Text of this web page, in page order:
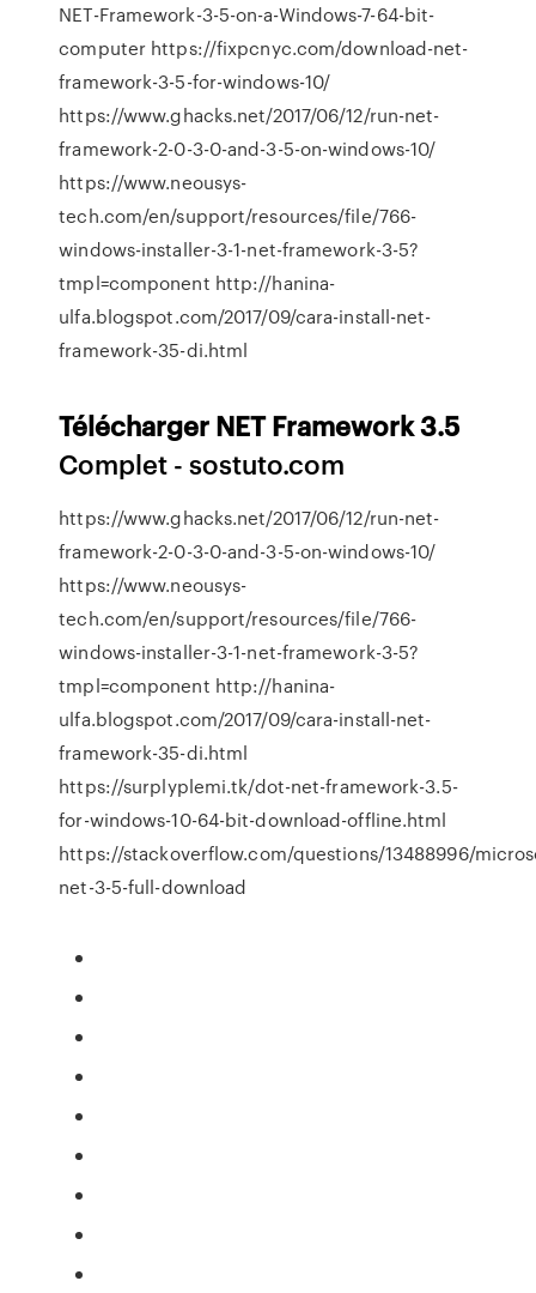
NET-Framework-3-5-on-a-Windows-7-64-bit-
computer https://fixpcnyc.com/download-net-
framework-3-5-for-windows-10/
https://www.ghacks.net/2017/06/12/run-net-
framework-2-0-3-0-and-3-5-on-windows-10/
https://www.neousys-
tech.com/en/support/resources/file/766-
windows-installer-3-1-net-framework-3-5?
tmpl=component http://hanina-
ulfa.blogspot.com/2017/09/cara-install-net-
framework-35-di.html
Télécharger NETFramework3.5
Complet - sostuto.com
https://www.ghacks.net/2017/06/12/run-net-
framework-2-0-3-0-and-3-5-on-windows-10/
https://www.neousys-
tech.com/en/support/resources/file/766-
windows-installer-3-1-net-framework-3-5?
tmpl=component http://hanina-
ulfa.blogspot.com/2017/09/cara-install-net-
framework-35-di.html
https://surplyplemi.tk/dot-net-framework-3.5-
for-windows-10-64-bit-download-offline.html
https://stackoverflow.com/questions/13488996/
net-3-5-full-download